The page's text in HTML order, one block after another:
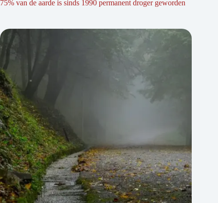
75% van de aarde is sinds 1990 permanent droger geworden